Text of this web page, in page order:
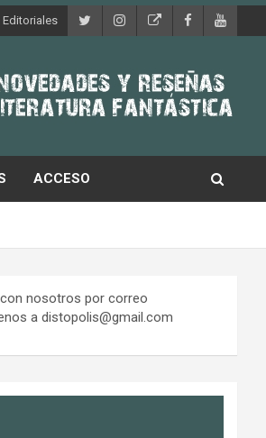
Editoriales
ACCESO
nosotros por correo
a distopolis@gmail.com